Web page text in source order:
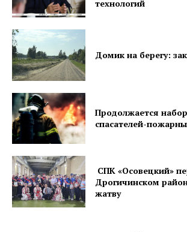
"Драгічынскі
ПОДПИСАТЬСЯ
Редакция "ДВ"
Наша гісторыя
технологий
Домик на берегу:
Продолжается
спасателей-
СПК «Осовецкий»
Дрогичинском
жатву